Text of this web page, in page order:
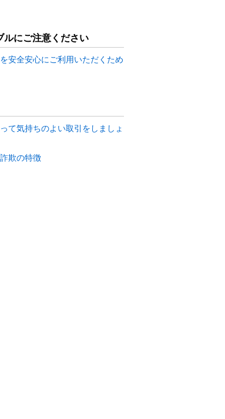
ルにご注意ください
安全安心にご利用いただくため
て気持ちのよい取引をしましょ
欺の特徴